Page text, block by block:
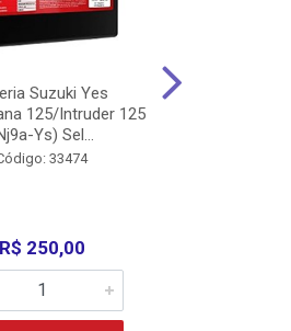
Suzuki Yes
125/Intruder 125
Ys) Sel...
33474
R$ 250,00